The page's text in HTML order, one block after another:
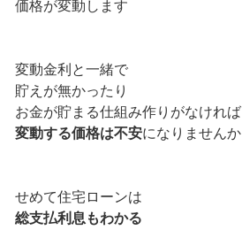
価格が変動します
変動金利と一緒で
貯えが無かったり
お金が貯まる仕組み作りがなければ
変動する価格は不安になりませんか
せめて住宅ローンは
総支払利息もわかる